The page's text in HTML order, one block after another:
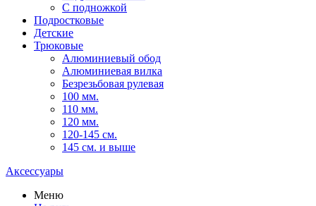
С подножкой
Подростковые
Детские
Трюковые
Алюминиевый обод
Алюминиевая вилка
Безрезьбовая рулевая
100 мм.
110 мм.
120 мм.
120-145 см.
145 см. и выше
Аксессуары
Меню